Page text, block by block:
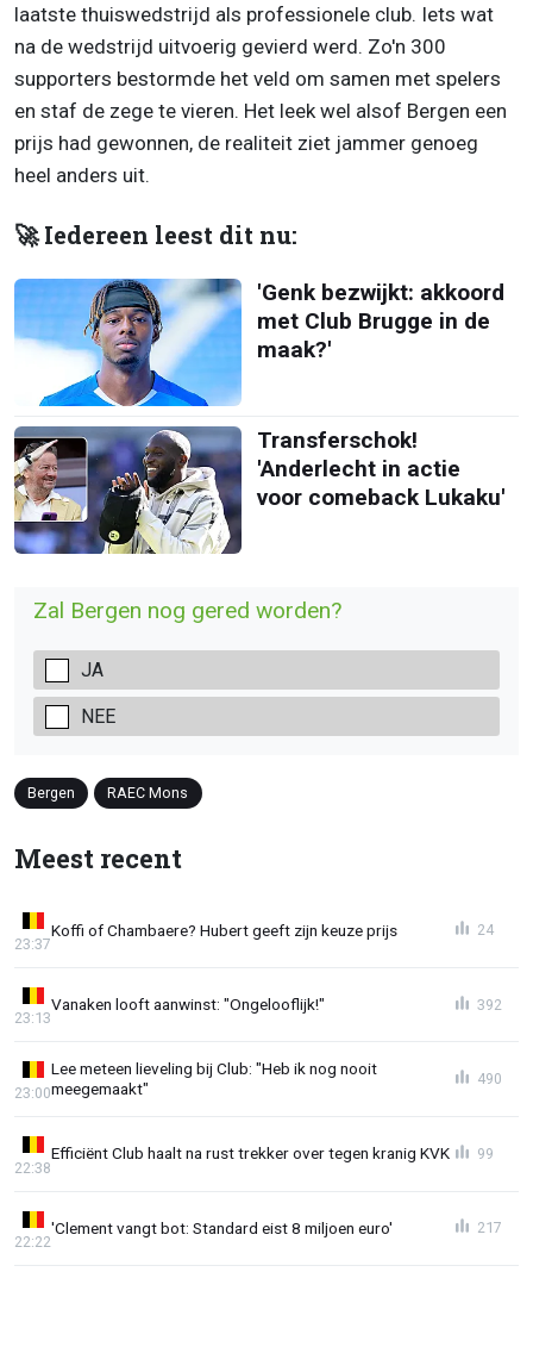
laatste thuiswedstrijd als professionele club. Iets wat
na de wedstrijd uitvoerig gevierd werd. Zo'n 300
supporters bestormde het veld om samen met spelers
en staf de zege te vieren. Het leek wel alsof Bergen een
prijs had gewonnen, de realiteit ziet jammer genoeg
heel anders uit.
🚀 Iedereen leest dit nu:
'Genk bezwijkt: akkoord
met Club Brugge in de
maak?'
Transferschok!
'Anderlecht in actie
voor comeback Lukaku'
Zal Bergen nog gered worden?
JA
NEE
Bergen RAEC Mons
Meest recent
Koffi of Chambaere? Hubert geeft zijn keuze prijs
23:37
24
Vanaken looft aanwinst: "Ongelooflijk!"
23:13
392
Lee meteen lieveling bij Club: "Heb ik nog nooit
meegemaakt"
23:00
490
Efficiënt Club haalt na rust trekker over tegen kranig KVK
22:38
99
'Clement vangt bot: Standard eist 8 miljoen euro'
22:22
217